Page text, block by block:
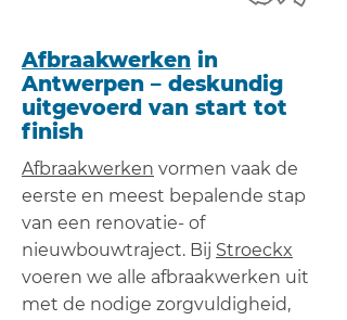
Afbraakwerken in
Antwerpen – deskundig
uitgevoerd van start tot
finish
Afbraakwerken vormen vaak de
eerste en meest bepalende stap
van een renovatie‑ of
nieuwbouwtraject. Bij Stroeckx
voeren we alle afbraakwerken uit
met de nodige zorgvuldigheid,